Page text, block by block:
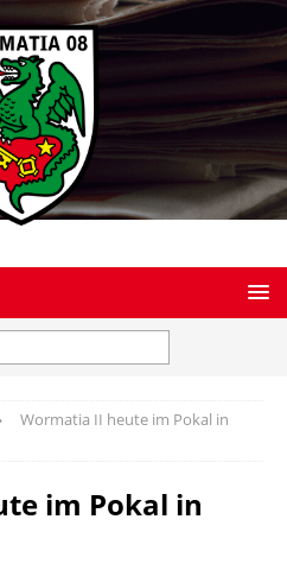
Wormatia II heute im Pokal in
im Pokal in